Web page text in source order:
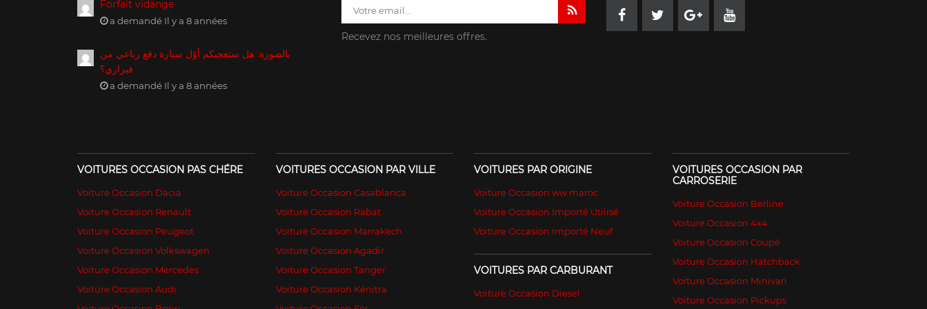
Forfait vidange
a demandé Il y a 8 années
بالصورة: هل ستعجبكم أوّل سيارة دفع رباعي من
فيراري؟
a demandé Il y a 8 années
Recevez nos meilleures offres.
VOITURES OCCASION PAS CHÉRE
Voiture Occasion Dacia
Voiture Occasion Renault
Voiture Occasion Peugeot
Voiture Occasion Volkswagen
Voiture Occasion Mercedes
Voiture Occasion Audi
VOITURES OCCASION PAR VILLE
Voiture Occasion Casablanca
Voiture Occasion Rabat
Voiture Occasion Marrakech
Voiture Occasion Agadir
Voiture Occasion Tanger
Voiture Occasion Kénitra
VOITURES PAR ORIGINE
Voiture Occasion ww maroc
Voiture Occasion Importé Utilisé
Voiture Occasion Importé Neuf
VOITURES PAR CARBURANT
Voiture Occasion Diesel
VOITURES OCCASION PAR
CARROSERIE
Voiture Occasion Berline
Voiture Occasion 4x4
Voiture Occasion Coupé
Voiture Occasion Hatchback
Voiture Occasion Minivan
Voiture Occasion Pickups